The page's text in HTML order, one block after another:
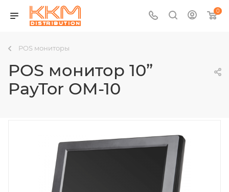
0
POS мониторы
POS монитор 10”
PayTor OM-10